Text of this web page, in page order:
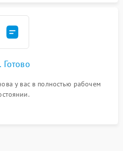
Готово
у вас в полностью рабочем